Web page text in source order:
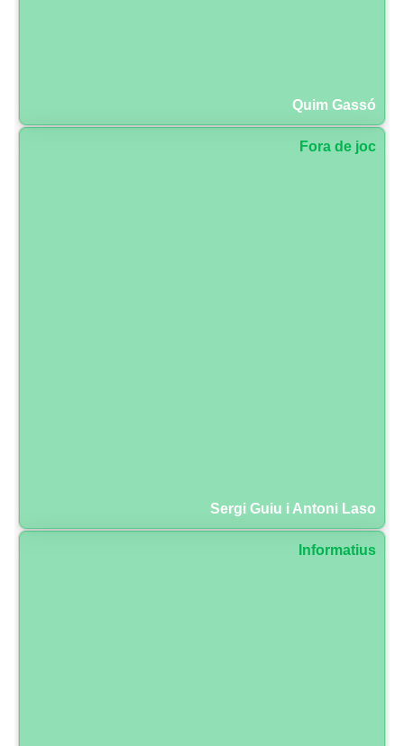
Quim Gassó
Fora de joc
Sergi Guiu i Antoni Laso
Informatius